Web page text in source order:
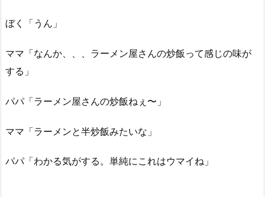
ぼく「うん」
ママ「なんか、、、ラーメン屋さんの炒飯って感じの味が
する」
パパ「ラーメン屋さんの炒飯ねぇ〜」
ママ「ラーメンと半炒飯みたいな」
パパ「わかる気がする。単純にこれはウマイね」